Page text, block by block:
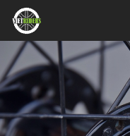
Home
Videos